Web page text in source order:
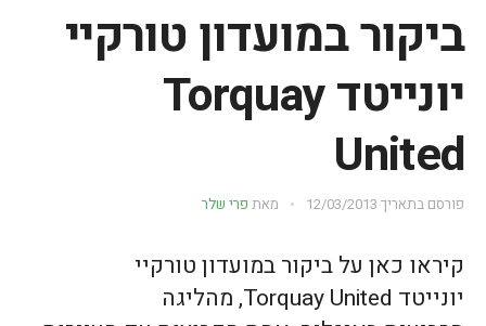
ביקור במועדון טורקיי
יונייטד Torquay
United
פורסם בתאריך 12/03/2013 מאת פרי שלר
קיראו כאן על ביקור במועדון טורקיי
יונייטד Torquay United, מהליגה